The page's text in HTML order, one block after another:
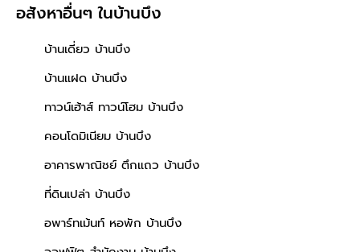
อสังหาอื่นๆในบ้านบึง
บ้านเดี่ยว บ้านบึง
บ้านแฝด บ้านบึง
ทาวน์เฮ้าส์ ทาวน์โฮม บ้านบึง
คอนโดมิเนียม บ้านบึง
อาคารพาณิชย์ ตึกแถว บ้านบึง
ที่ดินเปล่า บ้านบึง
อพาร์ทเม้นท์ หอพัก บ้านบึง